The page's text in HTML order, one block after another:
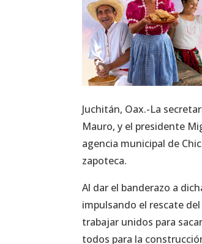
Juchitán, Oax.-La
Mauro, y el presidente
agencia municipal de
zapoteca.
Al dar el banderazo a
impulsando el rescate
trabajar unidos para
todos para la